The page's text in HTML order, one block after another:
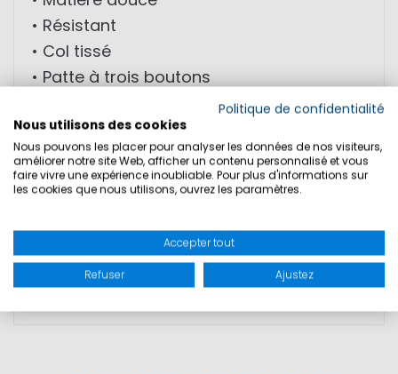
• Résistant
• Col tissé
• Patte à trois boutons
• Confort agréable
MATÉRIAU: 100% coton
TAILLES
Politique de confidentialité
Nous utilisons des cookies
Nous pouvons les placer pour analyser les données de nos visiteurs,
améliorer notre site Web, afficher un contenu personnalisé et vous
faire vivre une expérience inoubliable. Pour plus d'informations sur
les cookies que nous utilisons, ouvrez les paramètres.
Accepter tout
Refuser Ajustez